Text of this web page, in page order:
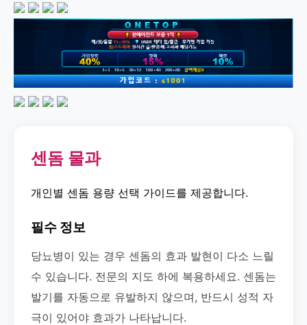
센돔 물과
개인별 센돔 용량 선택 가이드를 제공합니다.
필수 정보
당뇨병이 있는 경우 센돔의 효과 발현이 다소 느릴
수 있습니다. 전문의 지도 하에 복용하세요. 센돔는
발기를 자동으로 유발하지 않으며, 반드시 성적 자
극이 있어야 효과가 나타납니다.